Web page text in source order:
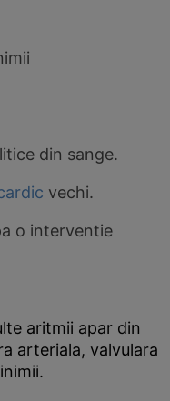
din sange.
vechi.
o interventie
aritmii apar din
arteriala, valvulara